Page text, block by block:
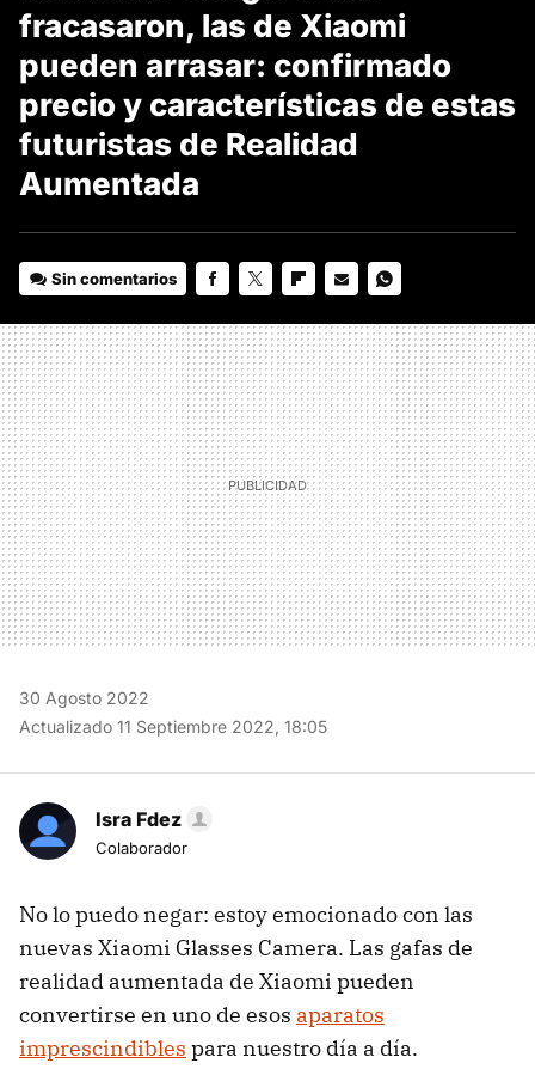
fracasaron, las de Xiaomi
pueden arrasar: confirmado
precio y características de estas
futuristas de Realidad
Aumentada
Sin comentarios
MAIL
30 Agosto 2022
Actualizado 11 Septiembre 2022, 18:05
Isra Fdez
Colaborador
No lo puedo negar: estoy emocionado con las
nuevas Xiaomi Glasses Camera. Las gafas de
realidad aumentada de Xiaomi pueden
convertirse en uno de esos aparatos
imprescindibles para nuestro día a día.